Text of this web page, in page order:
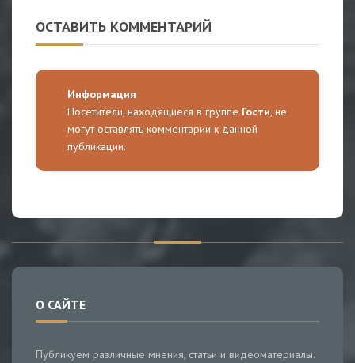
ОСТАВИТЬ КОММЕНТАРИЙ
Информация
Посетители, находящиеся в группе Гости, не
могут оставлять комментарии к данной
публикации.
О САЙТЕ
Публикуем различные мнения, статьи и видеоматериалы.